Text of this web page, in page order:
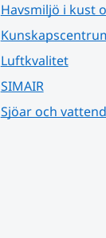
Havsmiljö i kust
Luftkvalitet
SIMAIR
Sjöar och